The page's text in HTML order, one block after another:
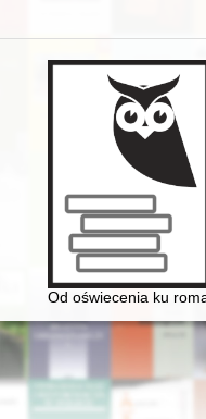
utworów Fryderyka
Od oświecenia ku